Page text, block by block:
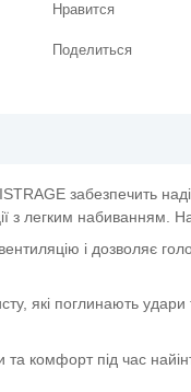
Нравится
Поделиться
забезпечить
з легким набиванням.
і дозволяє
які поглинають
та комфорт під час